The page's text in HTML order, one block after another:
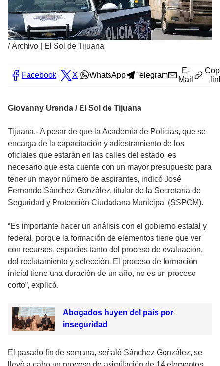
/Archivo | El Sol de Tijuana
Facebook X WhatsApp Telegram
E-
Mail
Giovanny Urenda / El Sol de Tijuana
Tijuana.- A pesar de que la Academia de Policías, que se
encarga de la capacitación y adiestramiento de los
oficiales que estarán en las calles del estado, es
necesario que esta cuente con un mayor presupuesto para
tener un mayor número de aspirantes, indicó José
Fernando Sánchez González, titular de la Secretaría de
Seguridad y Protección Ciudadana Municipal (SSPCM).
“Es importante hacer un análisis con el gobierno estatal y
federal, porque la formación de elementos tiene que ver
con recursos, espacios tanto del proceso de evaluación,
del reclutamiento y selección. El proceso de formación
inicial tiene una duración de un año, no es un proceso
corto”, explicó.
Abogados huyen del país por
inseguridad
El pasado fin de semana, señaló Sánchez González, se
llevó a cabo un proceso de asimilación de 14 elementos